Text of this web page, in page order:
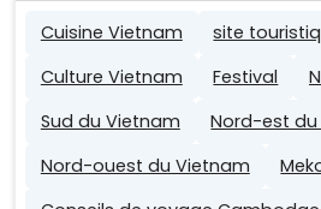
Cuisine Vietnam
site
Culture Vietnam
Festival
Sud du Vietnam
Nord-est
Nord-ouest du Vietnam